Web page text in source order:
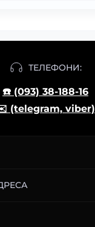
ТЕЛЕФОНИ:
☎️ (093) 38-188-16
(telegram, viber)